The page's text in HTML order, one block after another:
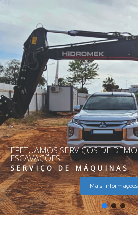
EFETUAMOS SERVIÇOS DE
ESCAVAÇÕES
SERVIÇO DE MÁQUINAS
Mais Informações